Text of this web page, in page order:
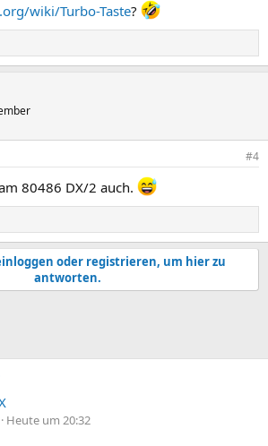
wiki/Turbo-Taste?
#4
80486 DX/2 auch.
oder registrieren, um hier zu
antworten.
Heute um 20:32